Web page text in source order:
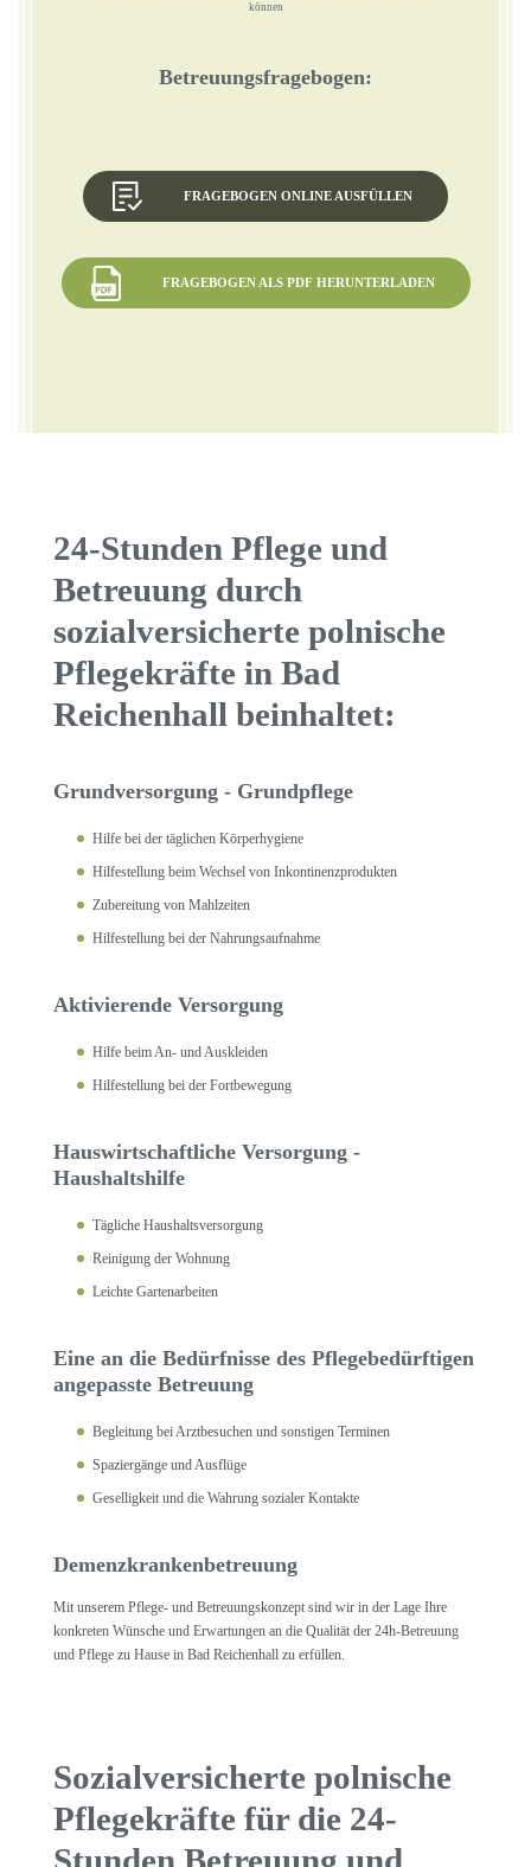
können
Betreuungsfragebogen:
FRAGEBOGEN ONLINE AUSFÜLLEN
FRAGEBOGEN ALS PDF HERUNTERLADEN
24-Stunden Pflege und
Betreuung durch
sozialversicherte polnische
Pflegekräfte in Bad
Reichenhall beinhaltet:
Grundversorgung - Grundpflege
Hilfe bei der täglichen Körperhygiene
Hilfestellung beim Wechsel von Inkontinenzprodukten
Zubereitung von Mahlzeiten
Hilfestellung bei der Nahrungsaufnahme
Aktivierende Versorgung
Hilfe beim An- und Auskleiden
Hilfestellung bei der Fortbewegung
Hauswirtschaftliche Versorgung -
Haushaltshilfe
Tägliche Haushaltsversorgung
Reinigung der Wohnung
Leichte Gartenarbeiten
Eine an die Bedürfnisse des Pflegebedürftigen
angepasste Betreuung
Begleitung bei Arztbesuchen und sonstigen Terminen
Spaziergänge und Ausflüge
Geselligkeit und die Wahrung sozialer Kontakte
Demenzkrankenbetreuung
Mit unserem Pflege- und Betreuungskonzept sind wir in der Lage Ihre
konkreten Wünsche und Erwartungen an die Qualität der 24h-Betreuung
und Pflege zu Hause in Bad Reichenhall zu erfüllen.
Sozialversicherte polnische
Pflegekräfte für die 24-